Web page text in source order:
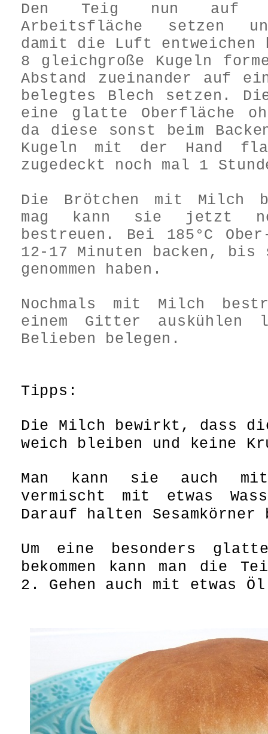
Den Teig nun auf
Arbeitsfläche setzen
damit die Luft entweichen
8 gleichgroße Kugeln
Abstand zueinander auf
belegtes Blech setzen.
eine glatte Oberfläche
da diese sonst beim
Kugeln mit der Hand
zugedeckt noch mal 1
Die Brötchen mit Milch
mag kann sie jetzt
bestreuen. Bei 185°C
12-17 Minuten backen,
genommen haben.
Nochmals mit Milch
einem Gitter auskühlen
Belieben belegen.
Tipps:
Die Milch bewirkt, dass
weich bleiben und keine
Man kann sie auch
vermischt mit etwas
Darauf halten Sesamkörner
Um eine besonders
bekommen kann man die
2. Gehen auch mit etwas